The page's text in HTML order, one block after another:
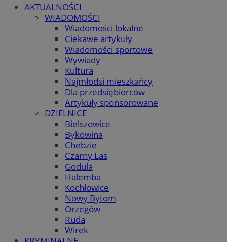
AKTUALNOŚCI
WIADOMOŚCI
Wiadomości lokalne
Ciekawe artykuły
Wiadomości sportowe
Wywiady
Kultura
Najmłodsi mieszkańcy
Dla przedsiębiorców
Artykuły sponsorowane
DZIELNICE
Bielszowice
Bykowina
Chebzie
Czarny Las
Godula
Halemba
Kochłowice
Nowy Bytom
Orzegów
Ruda
Wirek